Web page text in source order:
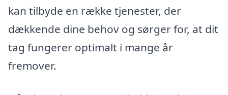
kan tilbyde en række tjenester, der
dækkende dine behov og sørger for, at dit
tag fungerer optimalt i mange år
fremover.